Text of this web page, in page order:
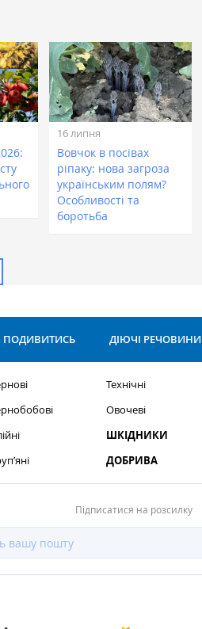
16 липня
Вовчок в посівах
ріпаку: нова загроза
українським полям?
Особливості та
боротьба
ПОДИВИТИСЬ ДІЮЧІ РЕЧОВИНИ
Технічні
Овочеві
ШКІДНИКИ
ДОБРИВА
Підписатися на розсилку